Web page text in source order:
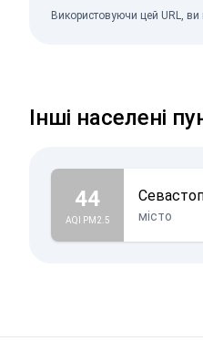
Використовуючи цей URL,
Інші населені
44
AQI PM2.5 місто